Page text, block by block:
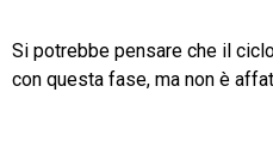
Si potrebbe pensare che il
con questa fase, ma non è